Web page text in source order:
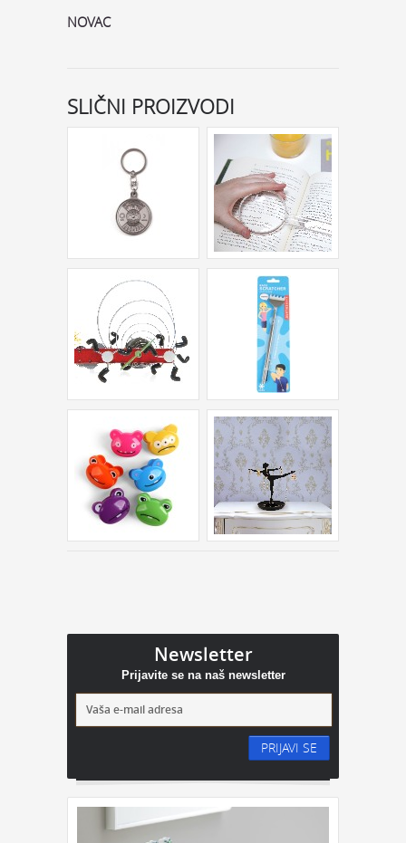
NOVAC
SLIČNI PROIZVODI
Newsletter
Prijavite se na naš newsletter
PRIJAVI SE